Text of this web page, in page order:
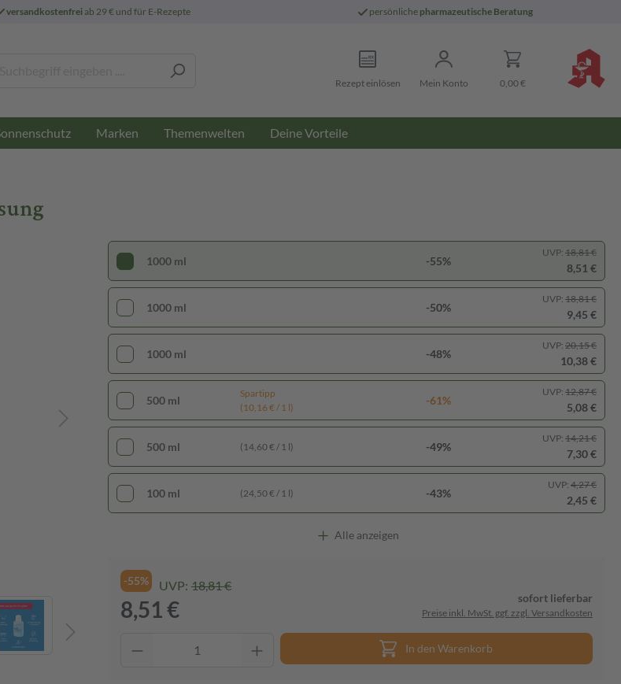
versandkostenfreiab 29 € und für E-Rezepte persönliche pharmazeutische Beratung
Rezept einlösen Mein Konto 0,00 €
Marken Themenwelten Deine Vorteile
1000 ml -55%
UVP: 18,81 €
8,51 €
1000 ml -50%
UVP: 18,81 €
9,45 €
1000 ml -48%
UVP: 20,15 €
10,38 €
500 ml
Spartipp
(10,16 € / 1 l)
-61%
UVP: 12,87 €
5,08 €
500 ml (14,60 € / 1 l) -49%
UVP: 14,21 €
7,30 €
100 ml (24,50 € / 1 l) -43%
UVP: 4,27 €
2,45 €
Alle anzeigen
-55% UVP: 18,81 €
8,51 € sofort lieferbar
Preise inkl. MwSt. ggf. zzgl. Versandkosten
In den Warenkorb